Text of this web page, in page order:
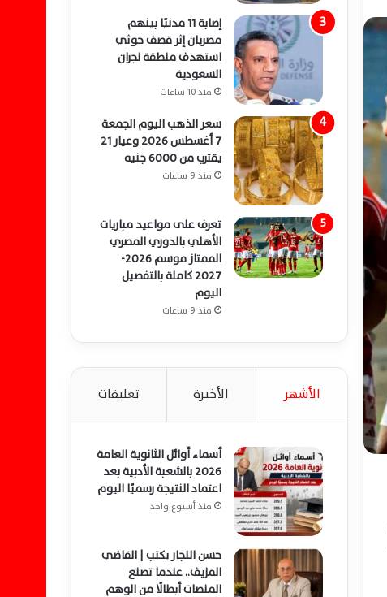
إصابة 11 مدنيًا بينهم
مصريان إثر قصف حوثي
استهدف منطقة نجران
السعودية
منذ 10 ساعات
سعر الذهب اليوم الجمعة
7 أغسطس 2026 وعيار 21
يقترب من 6000 جنيه
منذ 9 ساعات
تعرف على مواعيد مباريات
الأهلي بالدوري المصري
الممتاز موسم 2026-
2027 كاملة بالتفصيل
اليوم
منذ 9 ساعات
الأشهر الأخيرة تعليقات
أسماء أوائل الثانوية العامة
2026 بالشعبة الأدبية بعد
اعتماد النتيجة رسميًا اليوم
منذ أسبوع واحد
حسن النجار يكتب | القاضي
المزيف.. عندما تصنع
المنصات أبطالًا من الوهم